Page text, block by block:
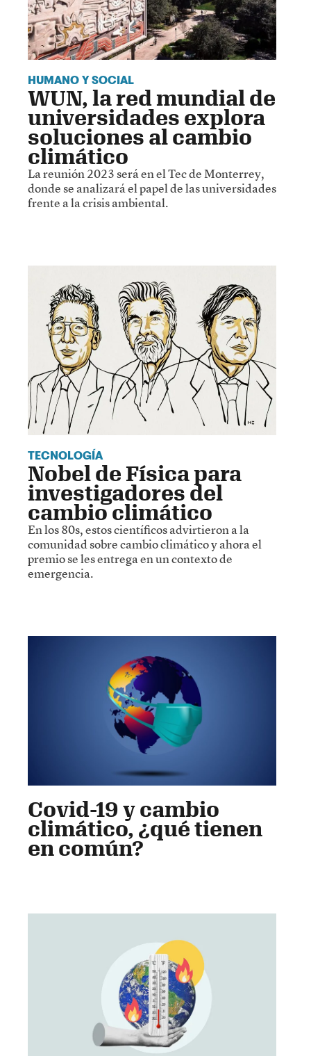
HUMANO Y SOCIAL
WUN, la red mundial de
universidades explora
soluciones al cambio
climático
La reunión 2023 será en el Tec de Monterrey,
donde se analizará el papel de las universidades
frente a la crisis ambiental.
TECNOLOGÍA
Nobel de Física para
investigadores del
cambio climático
En los 80s, estos científicos advirtieron a la
comunidad sobre cambio climático y ahora el
premio se les entrega en un contexto de
emergencia.
Covid-19 y cambio
climático, ¿qué tienen
en común?